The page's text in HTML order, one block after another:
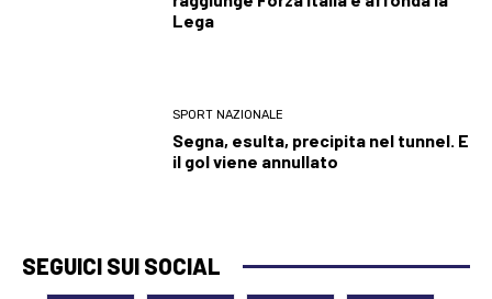
Lega
SPORT NAZIONALE
Segna, esulta, precipita nel tunnel. E
il gol viene annullato
SEGUICI SUI SOCIAL